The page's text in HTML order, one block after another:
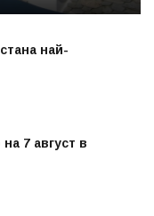
най-
7 август в